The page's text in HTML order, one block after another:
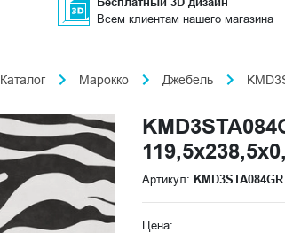
Всем клиентам нашего магазина
Каталог Марокко Джебель
Артикул: KMD3STA084GR
Цена: